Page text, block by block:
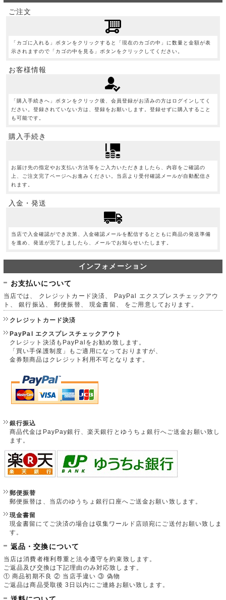
ご注文
「カゴに入れる」ボタンをクリックすると「現在のカゴの中」に数量と金額が表
示されますので「カゴの中を見る」ボタンをクリックしてください。
お客様情報
「購入手続きへ」ボタンをクリック後、会員登録がお済みの方はログインしてく
ださい。登録されていない方は、登録をお願いします。登録せずに購入すること
も可能です。
購入手続き
お届け先の指定やお支払い方法等をご入力いただきましたら、内容をご確認の
上、ご注文完了ページへお進みください。当店より受付確認メールが自動配信さ
れます。
入金・発送
当店で入金確認ができ次第、入金確認メールを配信するとともに商品の発送準備
を進め、発送が完了しましたら、メールでお知らせいたします。
インフォメーション
お支払いについて
当店では、 クレジットカード決済、 PayPal エクスプレスチェックアウ
ト、 銀行振込、 郵便振替、 現金書留、 をご用意しております。
クレジットカード決済
PayPal エクスプレスチェックアウト
クレジット決済もPayPalをお勧め致します。
「買い手保護制度」もご適用になっておりますが、
金券類商品はクレジット利用不可となります。
銀行振込
商品代金はPayPay銀行、楽天銀行とゆうちょ銀行へご送金お願い致し
ます。
郵便振替
郵便振替は、当店のゆうちょ銀行口座へご送金お願い致します。
現金書留
現金書留にてご決済の場合は収集ワールド店頭宛にご送付お願い致しま
す。
返品・交換について
当店は消費者権利尊重と法令遵守を約束致します。
ご返品及び交換は下記理由のみ対応致します。
① 商品初期不良 ② 当店手違い ③ 偽物
ご返品は商品受取後 3日以内にご連絡お願い致します。